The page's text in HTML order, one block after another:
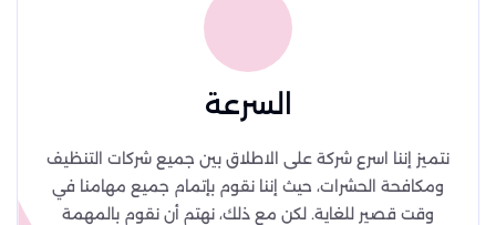
السرعة
نتميز إننا اسرع شركة على الاطلاق بين جميع شركات التنظيف
ومكافحة الحشرات، حيث إننا نقوم بإتمام جميع مهامنا في
وقت قصير للغاية. لكن مع ذلك، نهتم أن نقوم بالمهمة